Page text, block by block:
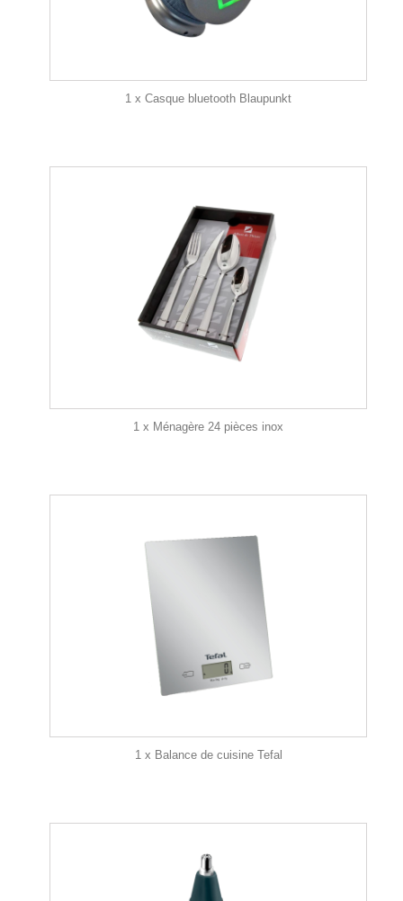
1 x Casque bluetooth Blaupunkt
1 x Ménagère 24 pièces inox
1 x Balance de cuisine Tefal